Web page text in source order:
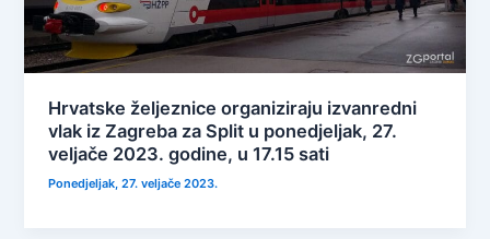
Hrvatske željeznice organiziraju izvanredni
vlak iz Zagreba za Split u ponedjeljak, 27.
veljače 2023. godine, u 17.15 sati
Ponedjeljak, 27. veljače 2023.